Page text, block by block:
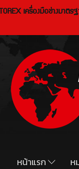
TOREX เครื่องมือช่างมา
หน้าแรก ห